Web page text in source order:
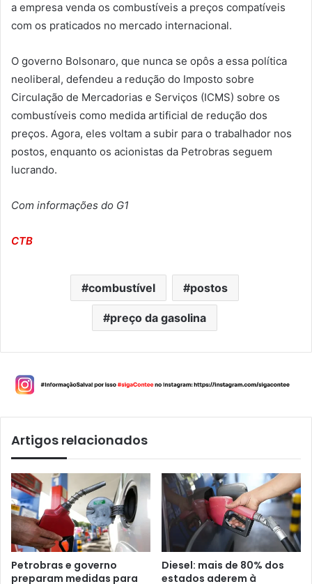
a empresa venda os combustíveis a preços compatíveis
com os praticados no mercado internacional.
O governo Bolsonaro, que nunca se opôs a essa política
neoliberal, defendeu a redução do Imposto sobre
Circulação de Mercadorias e Serviços (ICMS) sobre os
combustíveis como medida artificial de redução dos
preços. Agora, eles voltam a subir para o trabalhador nos
postos, enquanto os acionistas da Petrobras seguem
lucrando.
Com informações do G1
CTB
combustível postos
preço da gasolina
Artigos relacionados
Petrobras e governo
preparam medidas para
Diesel: mais de 80% dos
estados aderem à